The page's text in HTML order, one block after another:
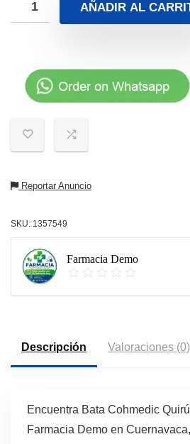
AÑADIR AL
Reportar Anuncio
SKU: 1357549
Farmacia Demo
Descripción Valoraciones (0)
Encuentra Bata Cohmedic
Farmacia Demo en